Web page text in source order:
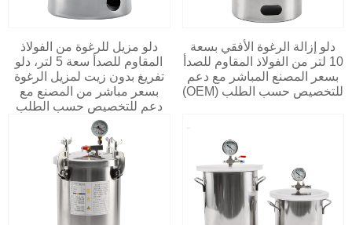
دلو مزيل للرغوة من الفولاذ
المقاوم للصدأ سعة 5 لتر، دلو
تفريغ بدون زيت لمزيل الرغوة
بسعر مباشر من المصنع مع
دعم للتخصيص حسب الطلب
دلو إزالة الرغوة الأفقي بسعة
10 لتر من الفولاذ المقاوم للصدأ
بسعر المصنع المباشر مع دعم
للتخصيص حسب الطلب (OEM)